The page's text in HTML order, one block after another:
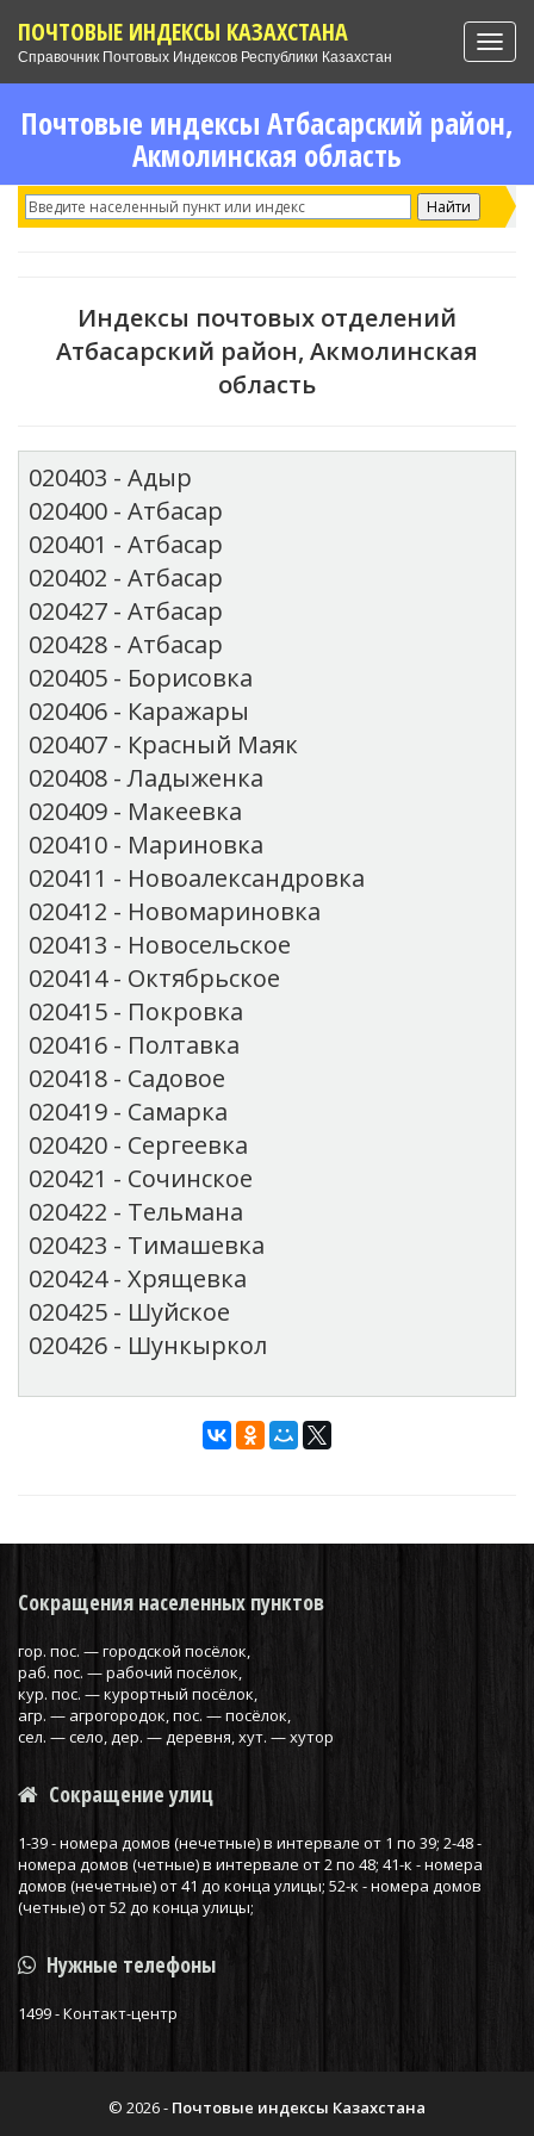
ПОЧТОВЫЕ ИНДЕКСЫ КАЗАХСТАНА
Справочник Почтовых Индексов Республики Казахстан
Почтовые индексы Атбасарский район,
Акмолинская область
Индексы почтовых отделений
Атбасарский район, Акмолинская
область
020403 - Адыр
020400 - Атбасар
020401 - Атбасар
020402 - Атбасар
020427 - Атбасар
020428 - Атбасар
020405 - Борисовка
020406 - Каражары
020407 - Красный Маяк
020408 - Ладыженка
020409 - Макеевка
020410 - Мариновка
020411 - Новоалександровка
020412 - Новомариновка
020413 - Новосельское
020414 - Октябрьское
020415 - Покровка
020416 - Полтавка
020418 - Садовое
020419 - Самарка
020420 - Сергеевка
020421 - Сочинское
020422 - Тельмана
020423 - Тимашевка
020424 - Хрящевка
020425 - Шуйское
020426 - Шункыркол
Сокращения населенных пунктов
гор. пос. — городской посёлок,
раб. пос. — рабочий посёлок,
кур. пос. — курортный посёлок,
агр. — агрогородок, пос. — посёлок,
сел. — село, дер. — деревня, хут. — хутор
Сокращение улиц
1-39 - номера домов (нечетные) в интервале от 1 по 39; 2-48 -
номера домов (четные) в интервале от 2 по 48; 41-к - номера
домов (нечетные) от 41 до конца улицы; 52-к - номера домов
(четные) от 52 до конца улицы;
Нужные телефоны
1499 - Контакт-центр
© 2026 - Почтовые индексы Казахстана